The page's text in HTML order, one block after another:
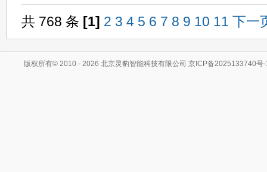
共 768 条 [1] 2 3 4 5 6 7 8 9 10 11 下一
版权所有© 2010 - 2026 北京灵豹智能科技有限公司 京ICP备2025133740